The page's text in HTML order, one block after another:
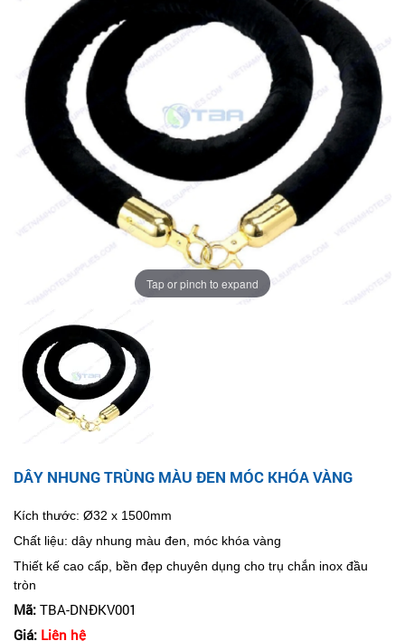
Tap or pinch to expand
DÂY NHUNG TRÙNG MÀU ĐEN MÓC KHÓA VÀNG
Kích thước: Ø32 x 1500mm
Chất liệu: dây nhung màu đen, móc khóa vàng
Thiết kế cao cấp, bền đẹp chuyên dụng cho trụ chắn inox đầu
tròn
Mã: TBA-DNĐKV001
Giá: Liên hệ